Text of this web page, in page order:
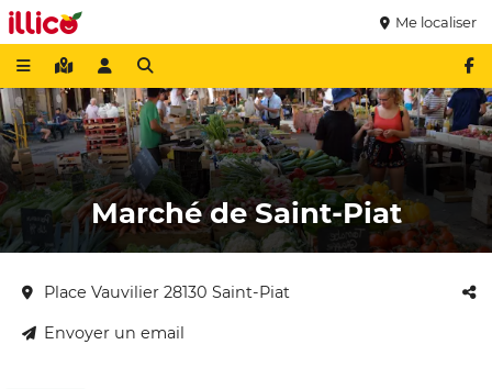
Me localiser
Marché de Saint-Piat
Place Vauvilier 28130 Saint-Piat
Envoyer un email